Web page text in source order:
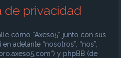
de privacidad
cómo “Axeso5” junto con sus
adelante “nosotros”, “nos”,
y phpBB (de